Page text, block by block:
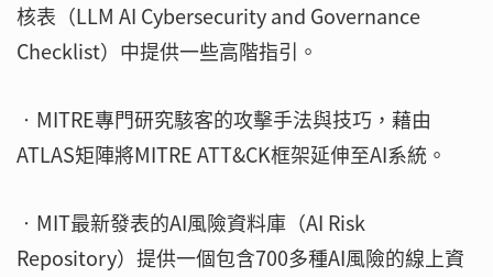
核表（LLM AI Cybersecurity and Governance
Checklist）中提供一些高階指引。
‧MITRE專門研究駭客的攻擊手法與技巧，藉由
ATLAS矩陣將MITRE ATT&CK框架延伸至AI系統。
‧MIT最新發表的AI風險資料庫（AI Risk
Repository）提供一個包含700多種AI風險的線上資